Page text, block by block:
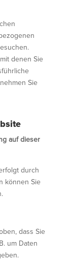
denen Sie
Sie
auf dieser
durch
können Sie
dass Sie
um Daten